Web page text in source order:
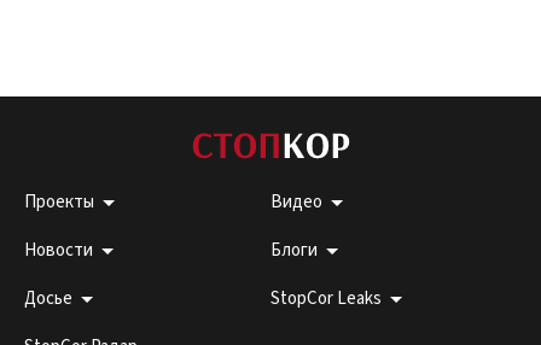
Проекты
Видео
Новости
Блоги
Досье
StopCor Leaks